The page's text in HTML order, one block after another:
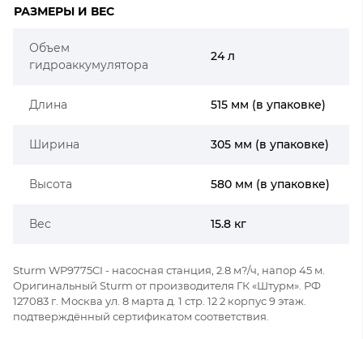
РАЗМЕРЫ И ВЕС
Объем
гидроаккумулятора
24 л
Длина 515 мм (в упаковке)
Ширина 305 мм (в упаковке)
Высота 580 мм (в упаковке)
Вес 15.8 кг
Sturm WP9775CI - насосная станция, 2.8 м?/ч, напор 45 м.
Оригинальный Sturm от производителя ГК «Штурм». РФ
127083 г. Москва ул. 8 марта д. 1 стр. 12 2 корпус 9 этаж.
подтверждённый сертификатом соответствия.